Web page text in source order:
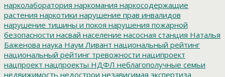
нарколаборатория наркомания наркосодержащие
растения наркотики нарушение прав инвалидов
нарушение тишины и покоя нарушения пожарной
безопасности насвай население насосная станция Наталья
Баженова наука Наум Ливант национальный рейтинг
национальный рейтинг тревожности наципроект
нацпроект нацпроекты НДФЛ неблагополучные семьи
недвижимость недострои независимая экспертиза